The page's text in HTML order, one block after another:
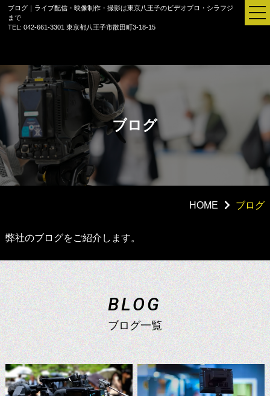
ブログ｜ライブ配信・映像制作・撮影は東京八王子のビデオプロ・シラフジ
まで
TEL: 042-661-3301 東京都八王子市散田町3-18-15
ご法要配信
コンサート配信
企業配信
学校行事配信
ブログ
HOME ブログ
弊社のブログをご紹介します。
BLOG
ブログ一覧